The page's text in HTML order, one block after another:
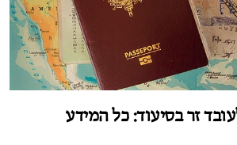
זר בסיעוד: כל המידע